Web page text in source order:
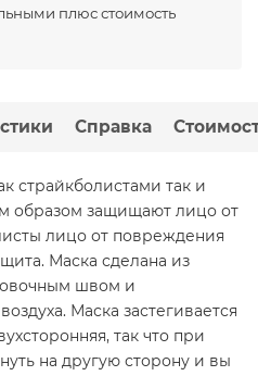
плюс стоимость
Справка
страйкболистами так и
образом защищают лицо от
лицо от повреждения
Маска сделана из
швом и
Маска застегивается
так что при
на другую сторону и вы